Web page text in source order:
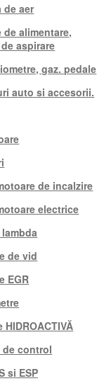
de aer
de alimentare,
aspirare
gaz. pedale
auto si accesorii.
de incalzire
electrice
de vid
EGR
HIDROACTIVĂ
de control
si ESP